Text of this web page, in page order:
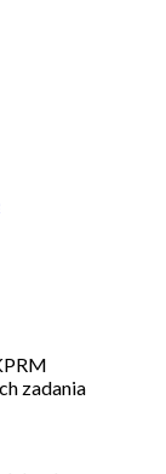
zadania